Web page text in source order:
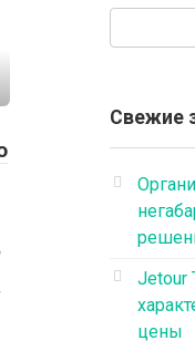
Свежие
Jetour
цены